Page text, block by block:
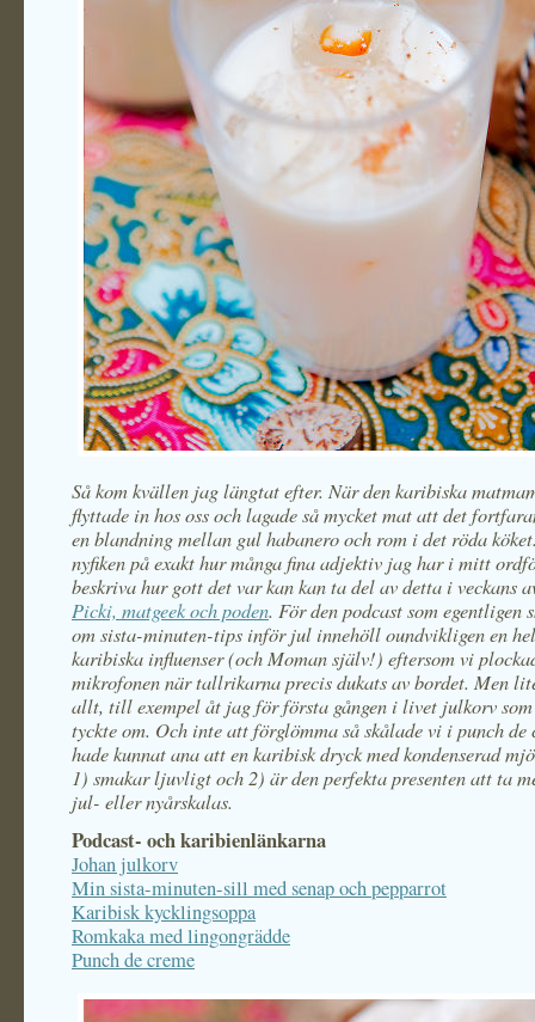
Så kom kvällen jag längtat efter. När den karibiska
flyttade in hos oss och lagade så mycket mat att det
en blandning mellan gul habanero och rom i det röda
nyfiken på exakt hur många fina adjektiv jag har i mitt
beskriva hur gott det var kan kan ta del av detta i veckans
Picki, matgeek och poden. För den podcast som egentligen
om sista-minuten-tips inför jul innehöll oundvikligen en
karibiska influenser (och Moman själv!) eftersom vi
mikrofonen när tallrikarna precis dukats av bordet. Men
allt, till exempel åt jag för första gången i livet julkorv
tyckte om. Och inte att förglömma så skålade vi i punch de
hade kunnat ana att en karibisk dryck med kondenserad
1) smakar ljuvligt och 2) är den perfekta presenten att ta
jul- eller nyårskalas.
Podcast- och karibienlänkarna
Johan julkorv
Min sista-minuten-sill med senap och pepparrot
Karibisk kycklingsoppa
Romkaka med lingongrädde
Punch de creme